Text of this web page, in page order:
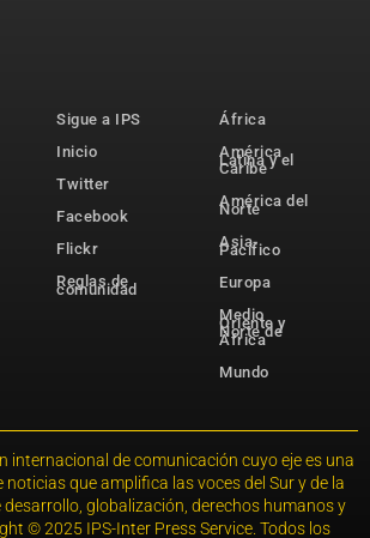
Sigue a IPS
Inicio
Twitter
Facebook
Flickr
Reglas de
comunidad
África
América
Latina y el
Caribe
América del
Norte
Asia-
Pacífico
Europa
Medio
Oriente y
Norte de
África
Mundo
internacional de comunicación cuyo eje es una
que amplifica las voces del Sur y de la
globalización, derechos humanos y
© 2025 IPS-Inter Press Service. Todos los